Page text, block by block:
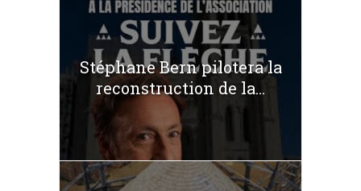
Stéphane Bern pilotera la
reconstruction de la...